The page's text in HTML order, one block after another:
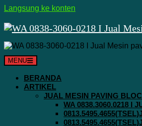
Langsung ke konten
MENU
BERANDA
ARTIKEL
JUAL MESIN PAVING
WA 0838.3060.0218 I